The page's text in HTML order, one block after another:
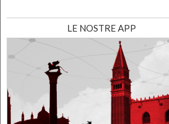
LE NOSTRE APP